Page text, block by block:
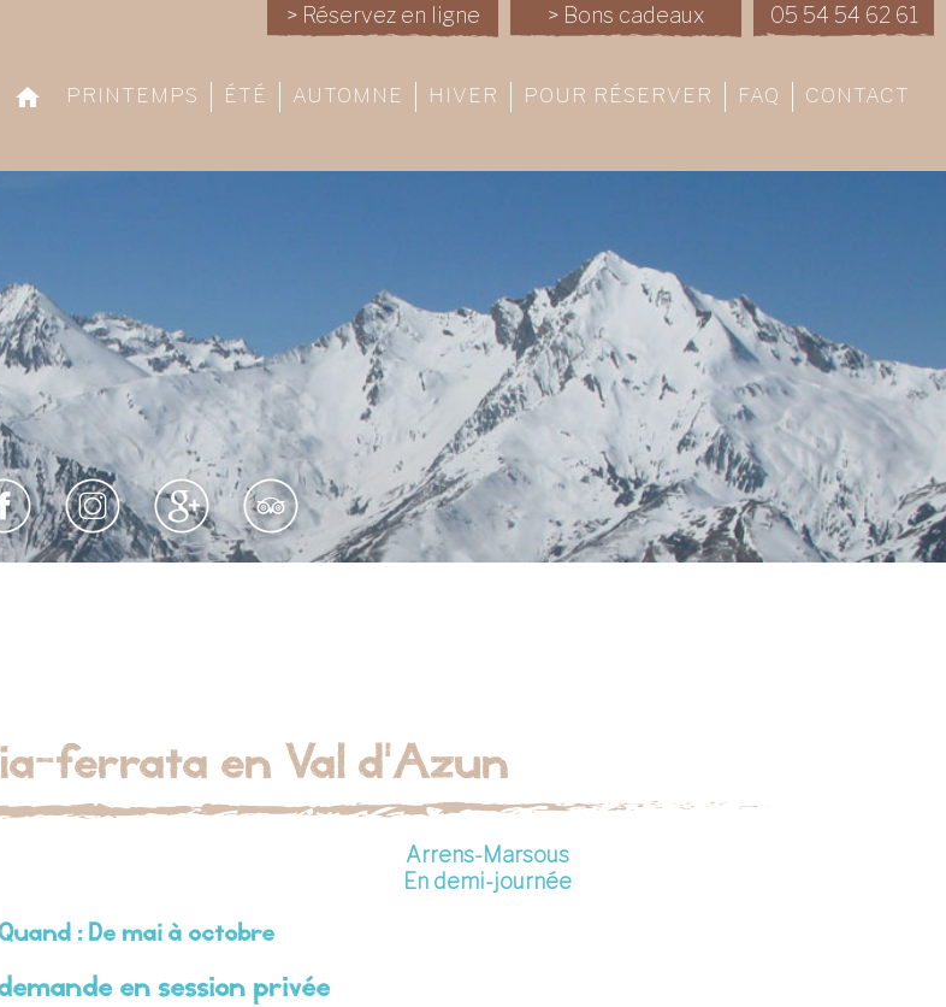
> Réservez en ligne > Bons cadeaux 05 54 54 62 61
PRINTEMPS ÉTÉ AUTOMNE HIVER POUR RÉSERVER FAQ CONTACT
ferrata en Val d'Azun
Arrens-Marsous
En demi-journée
Quand : De mai à octobre
en session privée